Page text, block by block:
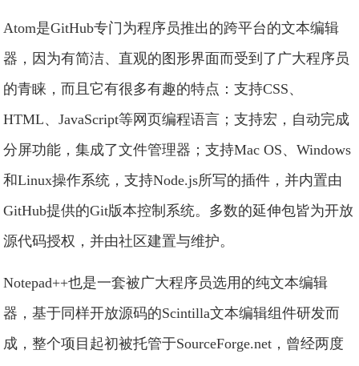
Atom是GitHub专门为程序员推出的跨平台的文本编辑
器，因为有简洁、直观的图形界面而受到了广大程序员
的青睐，而且它有很多有趣的特点：支持CSS、
HTML、JavaScript等网页编程语言；支持宏，自动完成
分屏功能，集成了文件管理器；支持Mac OS、Windows
和Linux操作系统，支持Node.js所写的插件，并内置由
GitHub提供的Git版本控制系统。多数的延伸包皆为开放
源代码授权，并由社区建置与维护。
Notepad++也是一套被广大程序员选用的纯文本编辑
器，基于同样开放源码的Scintilla文本编辑组件研发而
成，整个项目起初被托管于SourceForge.net，曾经两度